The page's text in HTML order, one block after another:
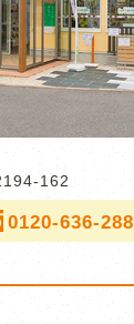
162
0120-636-288